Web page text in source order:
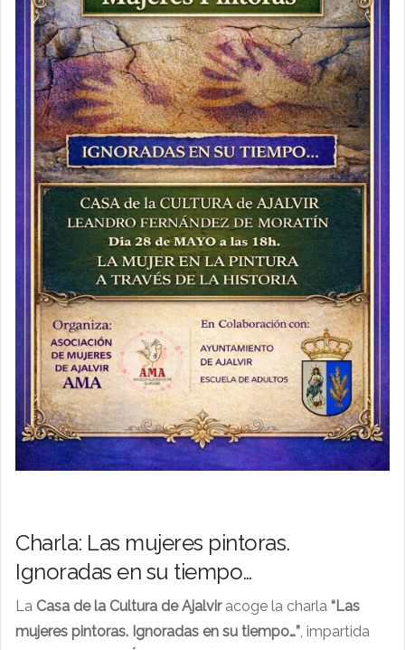
Charla: Las mujeres pintoras.
Ignoradas en su tiempo…
La Casa de la Cultura de Ajalviracoge la charla “Las
mujeres pintoras. Ignoradas en su tiempo…”, impartida